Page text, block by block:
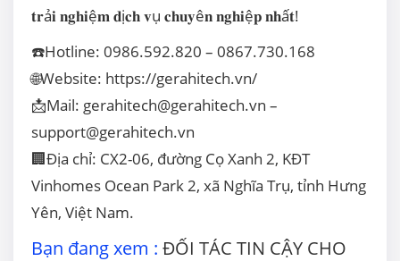
𝐭𝐫ả𝐢 𝐧𝐠𝐡𝐢ệ𝐦 𝐝ị𝐜𝐡 𝐯ụ 𝐜𝐡𝐮𝐲ê𝐧 𝐧𝐠𝐡𝐢ệ𝐩 𝐧𝐡ấ𝐭!
☎️Hotline: 0986.592.820 – 0867.730.168
🌐Website: https://gerahitech.vn/
📩Mail: gerahitech@gerahitech.vn –
support@gerahitech.vn
🏢Địa chỉ: CX2-06, đường Cọ Xanh 2, KĐT
Vinhomes Ocean Park 2, xã Nghĩa Trụ, tỉnh Hưng
Yên, Việt Nam.
Bạn đang xem : ĐỐI TÁC TIN CẬY CHO